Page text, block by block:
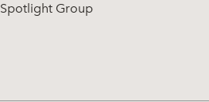
Spotlight Group